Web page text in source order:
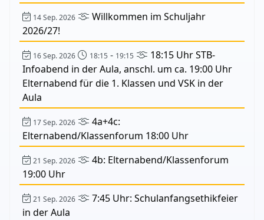
14 Sep. 2026
Willkommen im Schuljahr
2026/27!
16 Sep. 2026 18:15 - 19:15
18:15 Uhr STB-
Infoabend in der Aula, anschl. um ca. 19:00 Uhr
Elternabend für die 1. Klassen und VSK in der
Aula
17 Sep. 2026
4a+4c:
Elternabend/Klassenforum 18:00 Uhr
21 Sep. 2026
4b: Elternabend/Klassenforum
19:00 Uhr
21 Sep. 2026
7:45 Uhr: Schulanfangsethikfeier
in der Aula